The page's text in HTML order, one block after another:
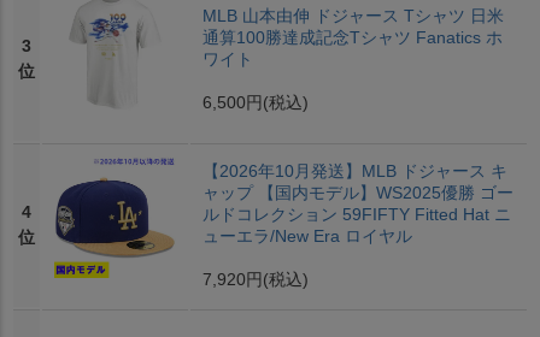
3
位
MLB 山本由伸 ドジャース Tシャツ 日米
通算100勝達成記念Tシャツ Fanatics ホ
ワイト
6,500円 (税込)
4
位
【2026年10月発送】MLB ドジャース キ
ャップ 【国内モデル】WS2025優勝 ゴー
ルドコレクション 59FIFTY Fitted Hat ニ
ューエラ/New Era ロイヤル
7,920円 (税込)